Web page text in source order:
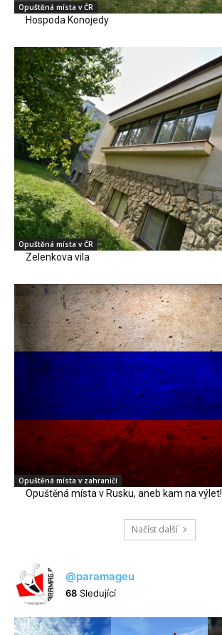
Opuštěná místa v ČR
Hospoda Konojedy
Opuštěná místa v ČR
Zelenkova vila
Opuštěná místa v zahraničí
Opuštěná místa v Rusku, aneb kam na výlet!
Načíst další
@paramageu
68 Sledující